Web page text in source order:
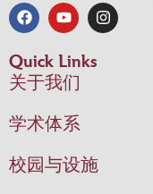
Quick Links
关于我们
学术体系
校园与设施